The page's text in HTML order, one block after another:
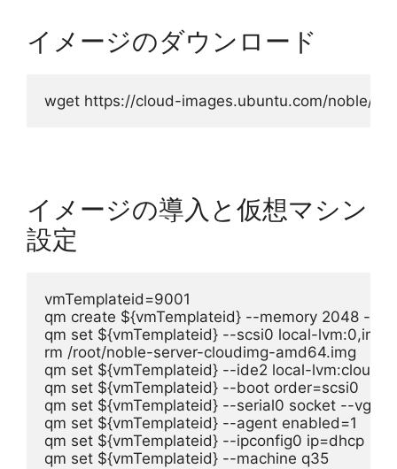
イメージのダウンロード
wget https://cloud-images.ubuntu.com/noble/
イメージの導入と仮想マシン
設定
vmTemplateid=9001
qm create ${vmTemplateid} --memory 2048 --
qm set ${vmTemplateid} --scsi0 local-
rm /root/noble-server-cloudimg-amd64.img
qm set ${vmTemplateid} --ide2 local-
qm set ${vmTemplateid} --boot order=scsi0
qm set ${vmTemplateid} --serial0 socket --vga
qm set ${vmTemplateid} --agent enabled=1
qm set ${vmTemplateid} --ipconfig0 ip=dhcp
qm set ${vmTemplateid} --machine q35